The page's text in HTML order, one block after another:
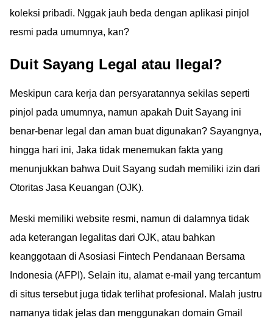
koleksi pribadi. Nggak jauh beda dengan aplikasi pinjol
resmi pada umumnya, kan?
Duit Sayang Legal atau Ilegal?
Meskipun cara kerja dan persyaratannya sekilas seperti
pinjol pada umumnya, namun apakah Duit Sayang ini
benar-benar legal dan aman buat digunakan? Sayangnya,
hingga hari ini, Jaka tidak menemukan fakta yang
menunjukkan bahwa Duit Sayang sudah memiliki izin dari
Otoritas Jasa Keuangan (OJK).
Meski memiliki website resmi, namun di dalamnya tidak
ada keterangan legalitas dari OJK, atau bahkan
keanggotaan di Asosiasi Fintech Pendanaan Bersama
Indonesia (AFPI). Selain itu, alamat e-mail yang tercantum
di situs tersebut juga tidak terlihat profesional. Malah justru
namanya tidak jelas dan menggunakan domain Gmail